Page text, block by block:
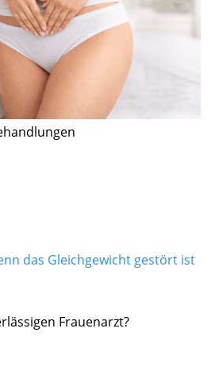
das Gleichgewicht gestört ist
Frauenarzt?